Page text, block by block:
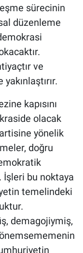
sürecinin
düzenleme
ve
kapısını
olacak
yönelik
doğru
İşleri bu noktaya
temelindeki
demagojiymiş,